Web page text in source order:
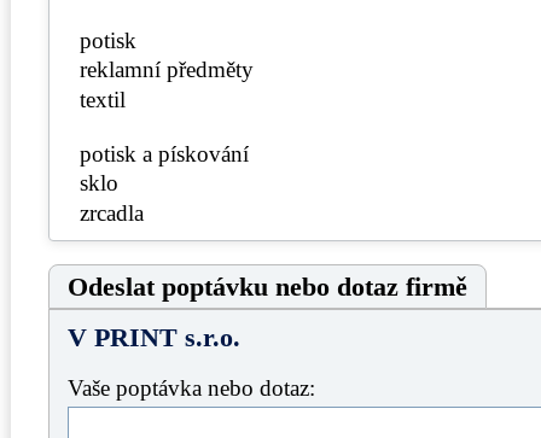
potisk
reklamní předměty
textil
potisk a pískování
sklo
zrcadla
Odeslat poptávku nebo dotaz firmě
V PRINT s.r.o.
Vaše poptávka nebo dotaz: